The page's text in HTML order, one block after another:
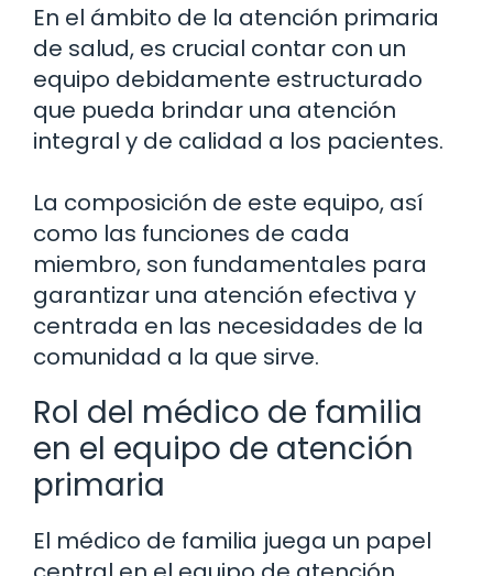
En el ámbito de la atención primaria
de salud, es crucial contar con un
equipo debidamente estructurado
que pueda brindar una atención
integral y de calidad a los pacientes.
La composición de este equipo, así
como las funciones de cada
miembro, son fundamentales para
garantizar una atención efectiva y
centrada en las necesidades de la
comunidad a la que sirve.
Rol del médico de familia
en el equipo de atención
primaria
El médico de familia juega un papel